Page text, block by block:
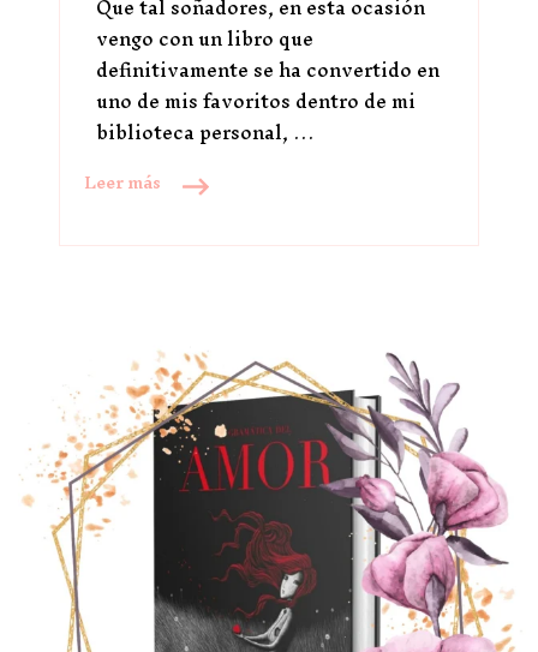
vengo con un libro que
definitivamente se ha convertido en
uno de mis favoritos dentro de mi
biblioteca personal, …
Leer más